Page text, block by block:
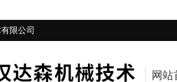
限公司
网站